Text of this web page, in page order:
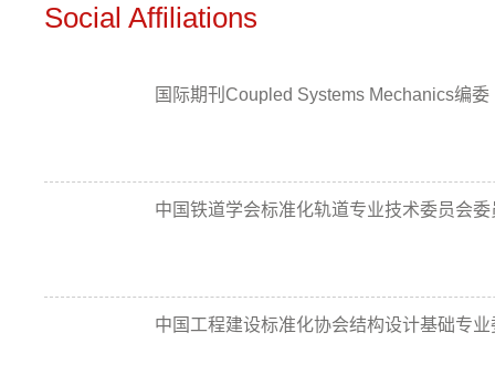
Social Affiliations
国际期刊Coupled Systems Mechanics编委
中国铁道学会标准化轨道专业技术委员会委
中国工程建设标准化协会结构设计基础专